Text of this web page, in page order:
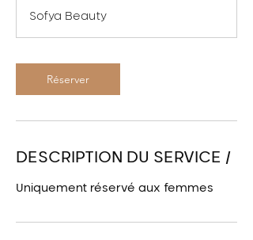
m
i
Sofya Beauty
Réserver
DESCRIPTION DU SERVICE /
Uniquement réservé aux femmes